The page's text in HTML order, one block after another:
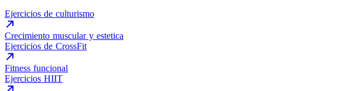
Ejercicios de culturismo
Crecimiento muscular y estetica
Ejercicios de CrossFit
Fitness funcional
Ejercicios HIIT